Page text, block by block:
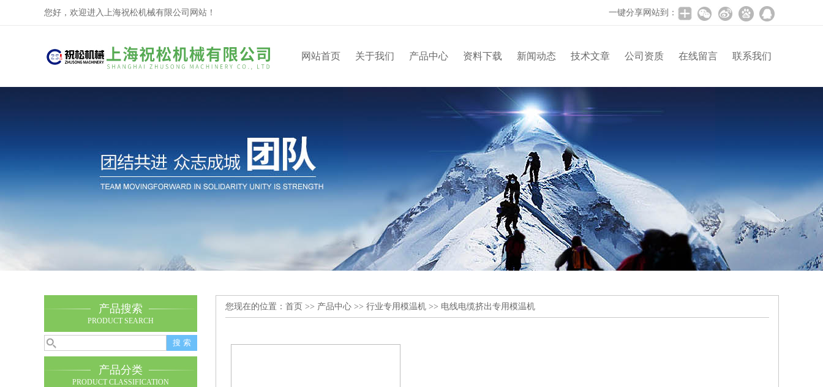
您好，欢迎进入上海祝松机械有限公司网站！ 一键分享网站到：
网站首页 关于我们 产品中心 资料下载 新闻动态 技术文章 公司资质 在线留言 联系我们
产品搜索
PRODUCT SEARCH
产品分类
PRODUCT CLASSIFICATION
您现在的位置： 首页 >> 产品中心 >> 行业专用模温机 >> 电线电缆挤出专用模温机